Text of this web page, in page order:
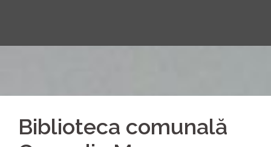
Biblioteca comunală